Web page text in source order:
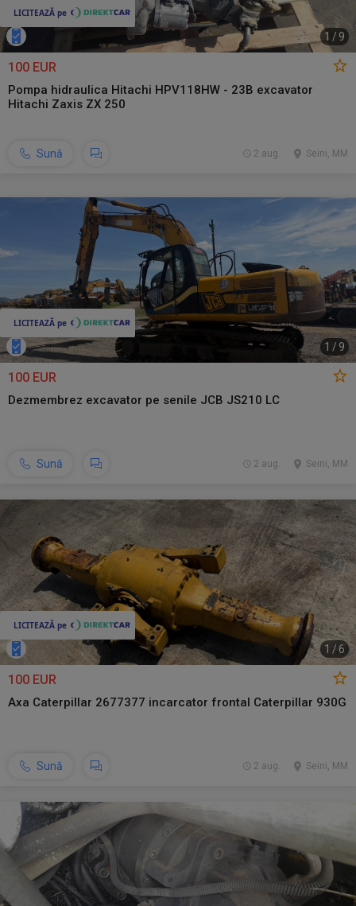
1 / 9
100 EUR
Pompa hidraulica Hitachi HPV118HW - 23B excavator
Hitachi Zaxis ZX 250
Sună Seini, MM
2 aug.
1 / 9
100 EUR
Dezmembrez excavator pe senile JCB JS210 LC
Sună Seini, MM
2 aug.
1 /6
100 EUR
Axa Caterpillar 2677377 incarcator frontal Caterpillar 930G
Sună Seini, MM
2 aug.